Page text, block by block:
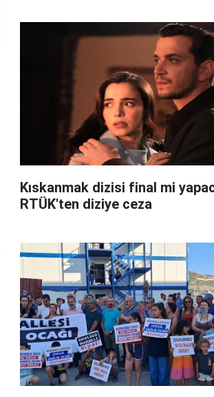
Kıskanmak dizisi final mi
RTÜK'ten diziye ceza